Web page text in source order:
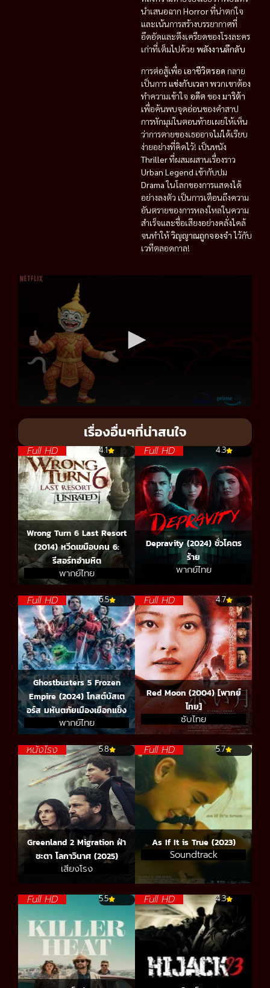
นำเสนอฉาก Horrorที่น่าตกใจ
และเน้นการสร้างบรรยากาศที่
อึดอัดและตึงเครียดของโรงละคร
เก่าที่เต็มไปด้วย พลังงานลึกลับ
การต่อสู้เพื่อ เอาชีวิตรอด กลาย
เป็นการแข่งกับเวลา พวกเขาต้อง
ทำความเข้าใจ อดีต ของ มาริต้า
เพื่อค้นพบจุดอ่อนของคำสาป
การหักมุมในตอนท้ายเผยให้เห็น
ว่าการตายของเธออาจไม่ได้เรียบ
ง่ายอย่างที่คิดไว้! เป็นหนัง
Thrillerที่ผสมผสานเรื่องราว
Urban Legend เข้ากับปม
Dramaในโลกของการแสดงได้
อย่างลงตัว เป็นการเตือนถึงความ
อันตรายของการหลงใหลในความ
สำเร็จและชื่อเสียงอย่างคลั่งไคล้
จนทำให้วิญญาณถูกจองจำไว้กับ
เวทีตลอดกาล!
เรื่องอื่นๆที่น่าสนใจ
Full HD 4.1
Wrong Turn 6 Last Resort
(2014) หวีดเขมือบคน 6:
รีสอร์ทอำมหิต
พากย์ไทย
Full HD 4.3
Depravity (2024) ชั่วโคตร
ร้าย
พากย์ไทย
Full HD 6.5
Ghostbusters 5 Frozen
Empire (2024) โกสต์บัสเต
อร์ส มหันตภัยเมืองเยือกแข็ง
พากย์ไทย
Full HD 4.7
Red Moon (2004) [พากย์
ไทย]
ซับไทย
หนังโรง 5.8
Greenland 2 Migration ฝ่า
ชะตา โลกาวินาศ (2025)
เสียงโรง
Full HD 5.7
As If It is True (2023)
Soundtrack
Full HD 5.5 Full HD 4.3